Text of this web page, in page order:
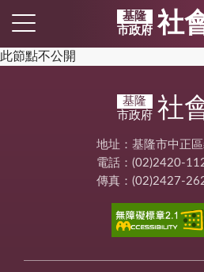
基隆
市政府 社
此節點不公開
基隆
市政府 社
地址：基隆市中正
電話：(02)2420-
傳真：(02)2427-